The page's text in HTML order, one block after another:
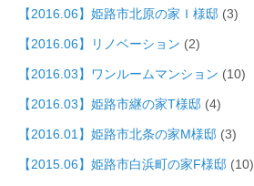
【2016.06】姫路市北原の家Ｉ様邸 (3)
【2016.06】リノベーション (2)
【2016.03】ワンルームマンション (10)
【2016.03】姫路市継の家T様邸 (4)
【2016.01】姫路市北条の家M様邸 (3)
【2015.06】姫路市白浜町の家F様邸 (10)